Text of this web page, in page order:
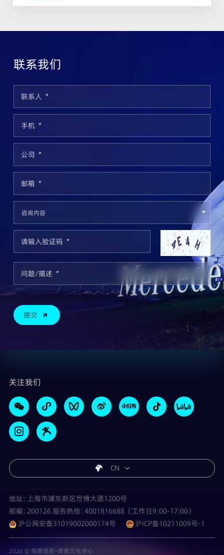
联系我们
联系人 *
手机 *
公司 *
邮箱 *
请输入验证码 *
问题/描述 *
提交
关注我们
CN
地址: 上海市浦东新区世博大道1200号
邮编: 200126 服务热线: 4001816688（工作日9:00-17:00）
沪公网安备31019002000174号
沪ICP备10211009号-1
2026 © 梅赛德斯-奔驰文化中心.